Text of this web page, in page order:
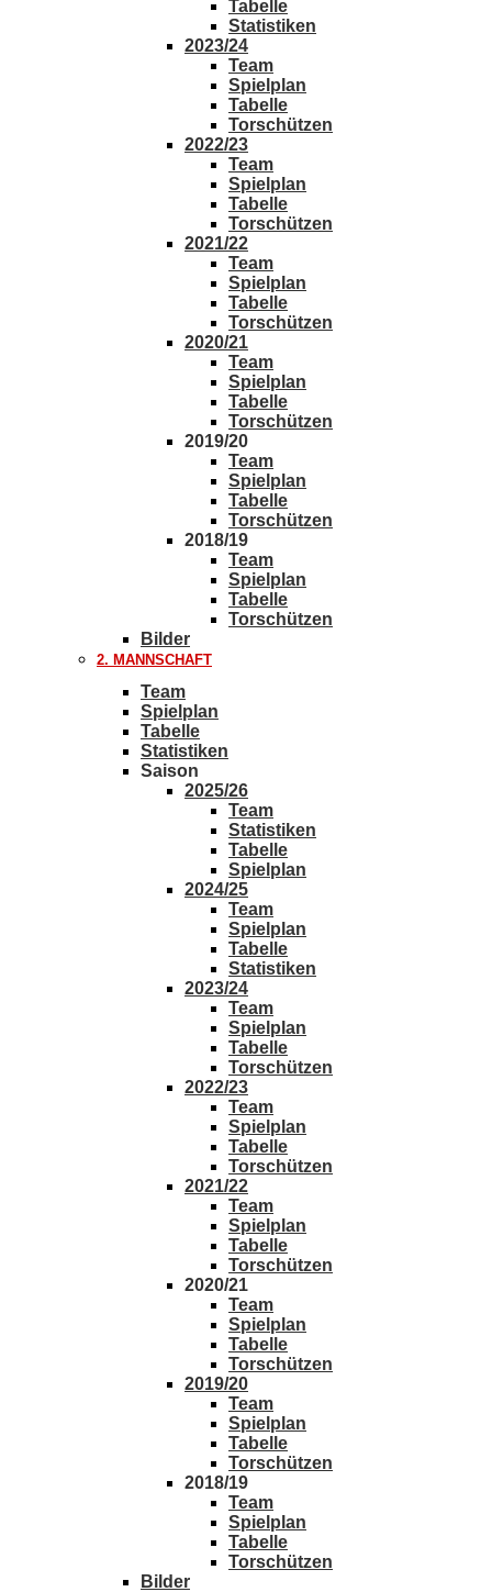
Tabelle
Statistiken
2023/24
Team
Spielplan
Tabelle
Torschützen
2022/23
Team
Spielplan
Tabelle
Torschützen
2021/22
Team
Spielplan
Tabelle
Torschützen
2020/21
Team
Spielplan
Tabelle
Torschützen
2019/20
Team
Spielplan
Tabelle
Torschützen
2018/19
Team
Spielplan
Tabelle
Torschützen
Bilder
2. MANNSCHAFT
Team
Spielplan
Tabelle
Statistiken
Saison
2025/26
Team
Statistiken
Tabelle
Spielplan
2024/25
Team
Spielplan
Tabelle
Statistiken
2023/24
Team
Spielplan
Tabelle
Torschützen
2022/23
Team
Spielplan
Tabelle
Torschützen
2021/22
Team
Spielplan
Tabelle
Torschützen
2020/21
Team
Spielplan
Tabelle
Torschützen
2019/20
Team
Spielplan
Tabelle
Torschützen
2018/19
Team
Spielplan
Tabelle
Torschützen
Bilder